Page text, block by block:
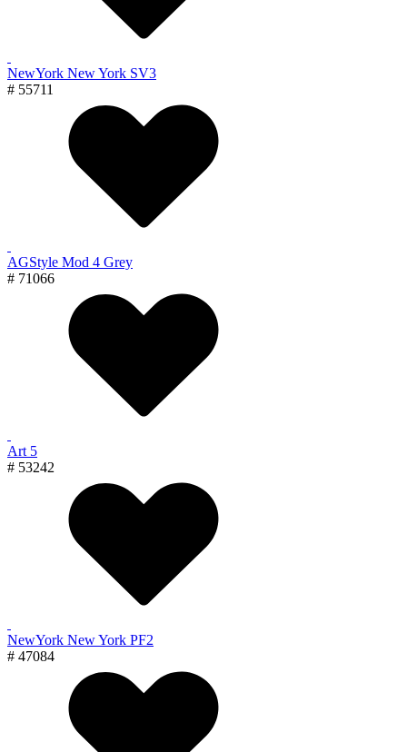
NewYork New York SV3
# 55711
AGStyle Mod 4 Grey
# 71066
Art 5
# 53242
NewYork New York PF2
# 47084